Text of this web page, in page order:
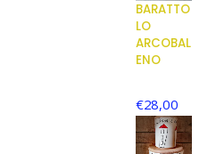
BARATTO
LO
ARCOBAL
ENO
€28,00